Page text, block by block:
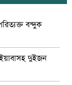
বন্দুক
দুইজন